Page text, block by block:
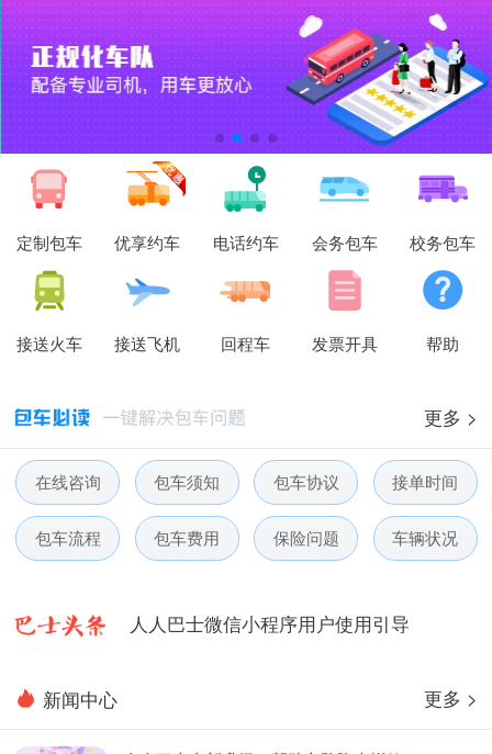
定制包车 优享约车 电话约车 会务包车 校务包车
接送火车 接送飞机 回程车 发票开具 帮助
更多 >
在线咨询 包车须知 包车协议 接单时间
包车流程 包车费用 保险问题 车辆状况
人人巴士春节放假通知-杭州包车网
人人巴士电话包车5月数据榜
人人巴士微信小程序用户使用引导
人人巴士五一放假通知-杭州包车网
新闻中心 更多 >